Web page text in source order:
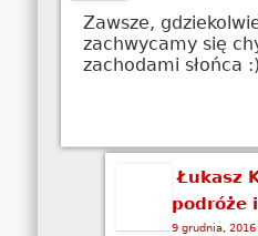
Zawsze,
zachwycamy się
zachodami słońca :)
Łukasz
podróże
9 grudnia, 2016